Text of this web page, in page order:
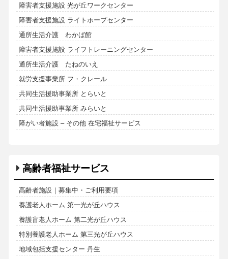
障害者支援施設 光が丘ワークセンター
障害者支援施設 ライトホープセンター
通所生活介護 わかば館
障害者支援施設 ライフトレーニングセンター
通所生活介護 たねのいえ
就労支援事業所 フ・クレール
共同生活援助事業所 とらいと
共同生活援助事業所 みらいと
障がい者施設 – その他 在宅福祉サービス
高齢者福祉サービス
高齢者施設｜募集中・ご利用要項
養護老人ホーム 第一光が丘ハウス
養護盲老人ホーム 第二光が丘ハウス
特別養護老人ホーム 第三光が丘ハウス
地域包括支援センター 丹生